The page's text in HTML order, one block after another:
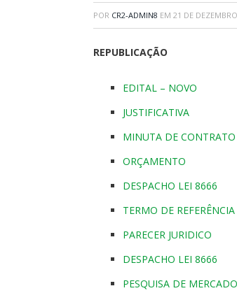
POR CR2-ADMIN8 EM 21 DE
REPUBLICAÇÃO
EDITAL – NOVO
JUSTIFICATIVA
MINUTA DE CONTRATO
ORÇAMENTO
DESPACHO LEI 8666
TERMO DE REFERÊNCIA
PARECER JURIDICO
DESPACHO LEI 8666
PESQUISA DE MERCADO